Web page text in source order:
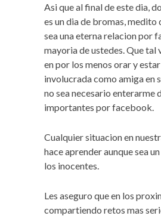
Asi que al final de este dia,
es un dia de bromas, medito
sea una eterna relacion por
mayoria de ustedes. Que tal
en por los menos orar y
involucrada como amiga en
no sea necesario enterarme
importantes por facebook.
Cualquier situacion en
hace aprender aunque sea
los inocentes.
Les aseguro que en los
compartiendo retos mas